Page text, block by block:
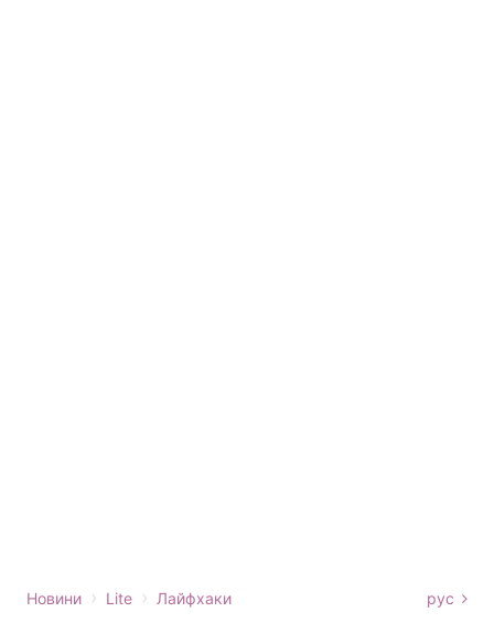
Новини › Lite › Лайфхаки рус